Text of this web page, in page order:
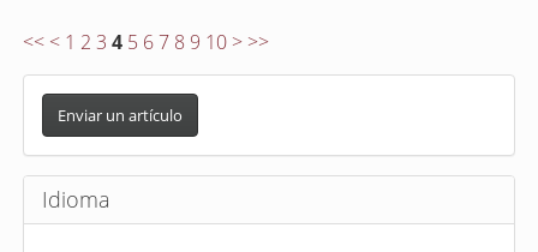
<< < 1 2 3 4 5 6 7 8 9 10 > >>
E
v
i
a
Enviar un artículo
Idioma